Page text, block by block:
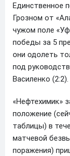
Единственное
Грозном от
чужом поле
победы за 5
они одолеть
под
Василенко (2:2).
«Нефтехимик»
положение
таблицы) в
матчевой
поражения)